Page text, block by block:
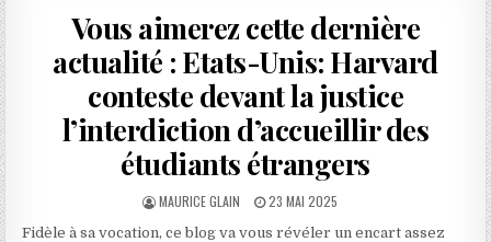
Vous aimerez cette dernière
actualité : Etats-Unis: Harvard
conteste devant la justice
l’interdiction d’accueillir des
étudiants étrangers
AUTHOR:
MAURICE GLAIN
PUBLISHED
23 MAI 2025
Fidèle à sa vocation, ce blog va vous révéler un encart assez